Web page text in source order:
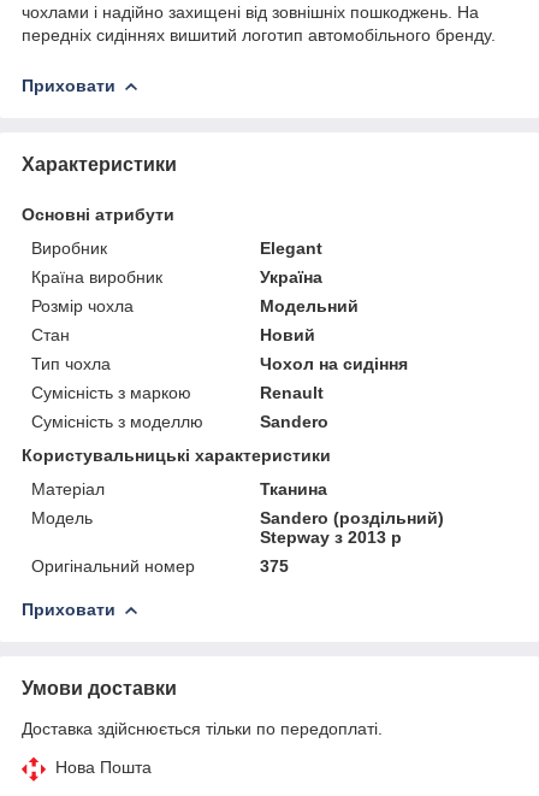
чохлами і надійно захищені від зовнішніх пошкоджень. На
передніх сидіннях вишитий логотип автомобільного бренду.
Приховати
Характеристики
Основні атрибути
Виробник
Elegant
Країна виробник
Україна
Розмір чохла
Модельний
Стан
Новий
Тип чохла
Чохол на сидіння
Сумісність з маркою
Renault
Сумісність з моделлю
Sandero
Користувальницькі характеристики
Матеріал
Тканина
Модель
Sandero (роздільний)
Stepway з 2013 р
Оригінальний номер
375
Приховати
Умови доставки
Доставка здійснюється тільки по передоплаті.
Нова Пошта